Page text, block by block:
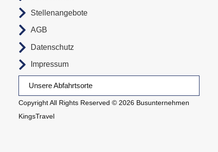
Copyright All Rights Reserved © 2026 Busunternehmen
KingsTravel
Unsere Abfahrtsorte
Stellenangebote
AGB
Datenschutz
Impressum